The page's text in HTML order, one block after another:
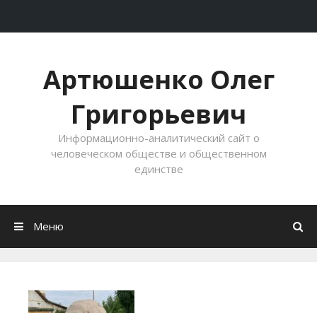
Артюшенко Олег
Григорьевич
Информационно-аналитический сайт о
человеческом обществе и общественном
единстве
Меню